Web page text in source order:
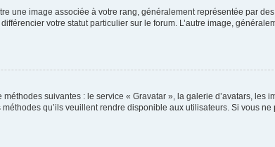
une image associée à votre rang, généralement représentée par
votre statut particulier sur le forum. L’autre image,
suivantes : le service « Gravatar », la galerie d’avatars, les
qu’ils veuillent rendre disponible aux utilisateurs. Si vous